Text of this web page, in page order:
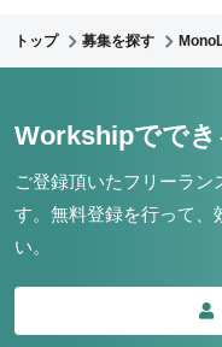
トップ 募集を探す
Workshipででき
ご登録頂いたフリーラン
す。 無料登録を行って、
い。